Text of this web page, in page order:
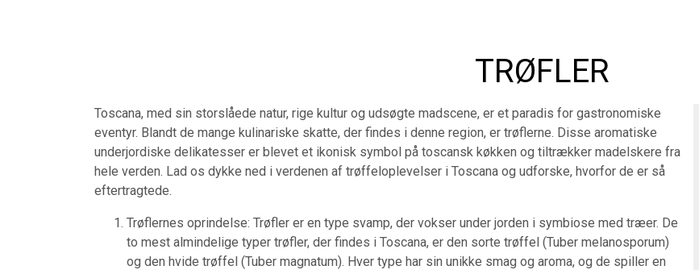
TRØFLER
Toscana, med sin storslåede natur, rige kultur og udsøgte madscene, er et paradis for gastronomiske
eventyr. Blandt de mange kulinariske skatte, der findes i denne region, er trøflerne. Disse aromatiske
underjordiske delikatesser er blevet et ikonisk symbol på toscansk køkken og tiltrækker madelskere fra
hele verden. Lad os dykke ned i verdenen af trøffeloplevelser i Toscana og udforske, hvorfor de er så
eftertragtede.
Trøflernes oprindelse: Trøfler er en type svamp, der vokser under jorden i symbiose med træer. De
to mest almindelige typer trøfler, der findes i Toscana, er den sorte trøffel (Tuber melanosporum)
og den hvide trøffel (Tuber magnatum). Hver type har sin unikke smag og aroma, og de spiller en